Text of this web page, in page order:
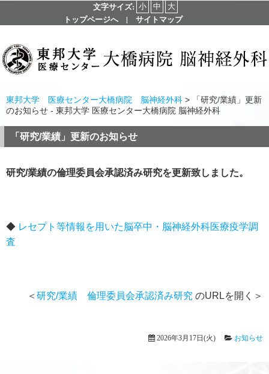
文字サイズ: 小 中
大
トップページへ| サイトマップ
東邦大学 医療センター大橋病院 脳神経外科 > 「研究/業績」更新
のお知らせ - 東邦大学 医療センター大橋病院 脳神経外科
「研究/業績」更新のお知らせ
研究/業績の倫理委員会承認済み研究を更新致しました。
◆ レセプト等情報を用いた脳卒中・脳神経外科医療疫学調
査
＜ 研究/業績 倫理委員会承認済み研究 のURLを開く＞
2026年3月17日(火) お知らせ